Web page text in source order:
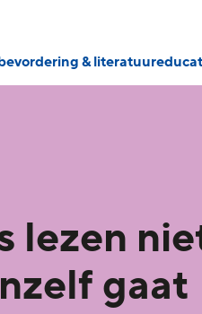
&
lezen
gaat